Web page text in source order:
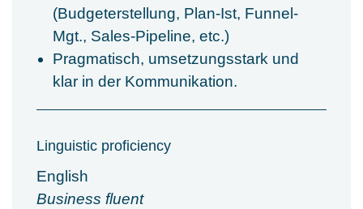
(Budgeterstellung, Plan-Ist, Funnel-
Mgt., Sales-Pipeline, etc.)
Pragmatisch, umsetzungsstark und
klar in der Kommunikation.
Linguistic proficiency
English
Business fluent